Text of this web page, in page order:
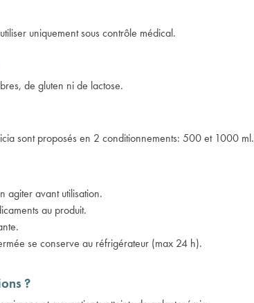
uniquement sous contrôle médical.
de gluten ni de lactose.
sont proposés en 2 conditionnements: 500 et 1000 ml.
agiter avant utilisation.
au produit.
se conserve au réfrigérateur (max 24 h).
?